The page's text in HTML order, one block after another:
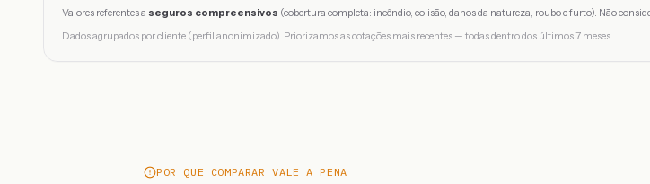
Valores referentes a seguros compreensivos (cobertura completa: incêndio, colisão, danos da natureza, roubo e furto). Não
Dados agrupados por cliente (perfil anonimizado). Priorizamos as cotações mais recentes — todas dentro dos últimos 7 meses.
POR QUE COMPARAR VALE A PENA